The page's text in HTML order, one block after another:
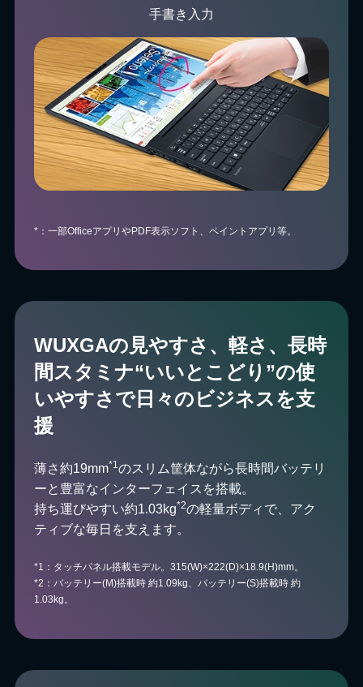
手書き入力
*：一部OfficeアプリやPDF表示ソフト、ペイントアプリ等。
WUXGAの⾒やすさ、軽さ、⻑時
間スタミナ“いいとこどり”の使
いやすさで⽇々のビジネスを⽀
援
薄さ約19mm*1のスリム筐体ながら長時間バッテリ
ーと豊富なインターフェイスを搭載。
持ち運びやすい約1.03kg*2の軽量ボディで、アク
ティブな毎日を支えます。
*1：タッチパネル搭載モデル。315(W)×222(D)×18.9(H)mm。
*2：バッテリー(M)搭載時 約1.09kg、バッテリー(S)搭載時 約
1.03kg。